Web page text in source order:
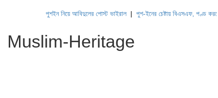
পুশইন নিয়ে আবিদুলের পোস্ট ভাইরাল|পুশ-ইনের চেষ্টায় বিএসএফ, পণ্ড করছে
Muslim-Heritage